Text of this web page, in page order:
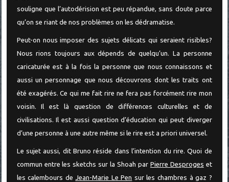
souligne que l’autodérision est peu répandue, sans doute parce
qu’on se riant de nos problèmes on les dédramatise.
Peut-on nous imposer des sujets délicats qui seraient risibles?
Nous rions toujours aux dépends de quelqu’un. La personne
caricaturée est à la fois la personne que nous connaissons et
aussi un personnage que nous découvrons dont les traits ont
été exagérés. Ce qui me fait rire ne fera pas forcément rire mon
voisin. Il est là question de différences culturelles et de
civilisations. Il est aussi question d’éducation qui peut diverger
d’une personne à une autre même si le rire est a priori universel.
Le sujet aussi, dit Bruno réside dans l’intention du rire. Quoi de
commun entre les sketchs sur la Shoah par Pierre Desproges et
les calembours de Jean-Marie Le Pen sur les chambres à gaz ?